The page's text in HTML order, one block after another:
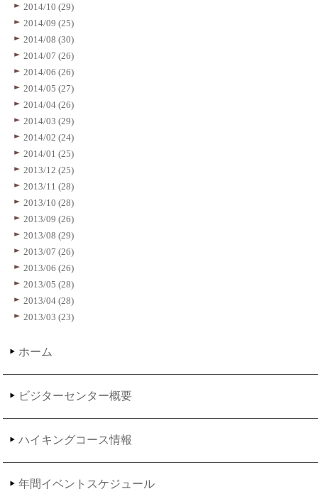
2014/10 (29)
2014/09 (25)
2014/08 (30)
2014/07 (26)
2014/06 (26)
2014/05 (27)
2014/04 (26)
2014/03 (29)
2014/02 (24)
2014/01 (25)
2013/12 (25)
2013/11 (28)
2013/10 (28)
2013/09 (26)
2013/08 (29)
2013/07 (26)
2013/06 (26)
2013/05 (28)
2013/04 (28)
2013/03 (23)
ホーム
ビジターセンター概要
ハイキングコース情報
年間イベントスケジュール